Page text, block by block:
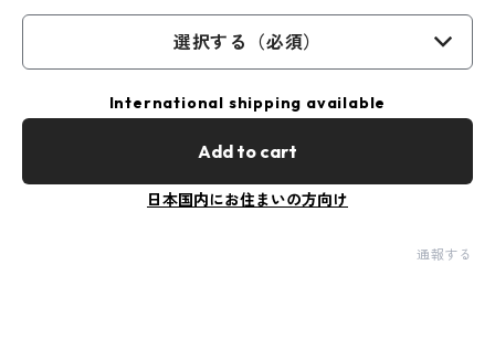
選択する（必須）
International shipping available
Add to cart
日本国内にお住まいの方向け
通報する